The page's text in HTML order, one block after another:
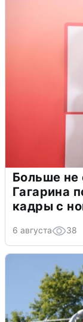
Больше не
Гагарина
кадры с
6 августа 38